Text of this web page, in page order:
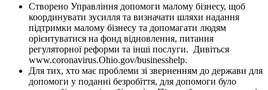
Створено Управління допомоги малому бізнесу, щоб
координувати зусилля та визначати шляхи надання
підтримки малому бізнесу та допомагати людям
орієнтуватися на фонд відновлення, питання
регуляторної реформи та інші послуги. Дивіться
www.coronavirus.Ohio.gov/businesshelp.
Для тих, хто має проблеми зі зверненням до держави для
допомоги у поданні безробіття, для допомоги було